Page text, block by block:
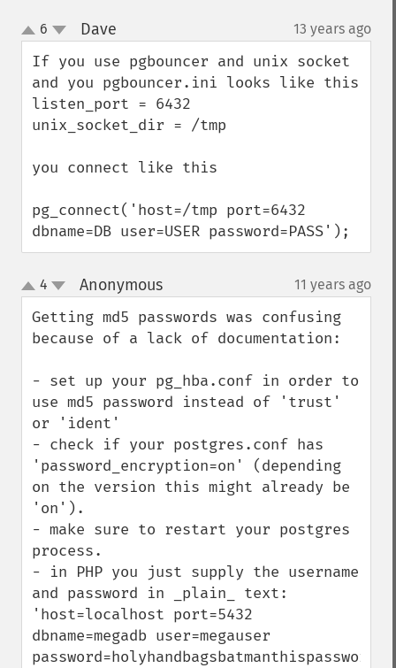
up
down
6 Dave 13 years ago
If you use pgbouncer and unix socket
and you pgbouncer.ini looks like this
listen_port = 6432
unix_socket_dir = /tmp
you connect like this
pg_connect('host=/tmp port=6432
dbname=DB user=USER password=PASS');
up
down
4 Anonymous¶ 11 years ago
Getting md5 passwords was confusing
because of a lack of documentation:
- set up your pg_hba.conf in order to
use md5 password instead of 'trust'
or 'ident'
- check if your postgres.conf has
'password_encryption=on' (depending
on the version this might already be
'on').
- make sure to restart your postgres
process.
- in PHP you just supply the username
and password in _plain_ text:
'host=localhost port=5432
dbname=megadb user=megauser